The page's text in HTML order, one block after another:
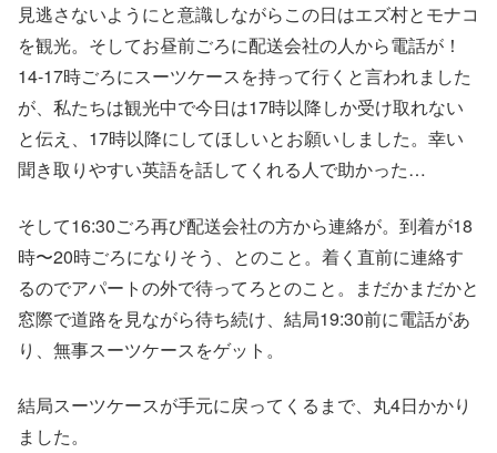
見逃さないようにと意識しながらこの日はエズ村とモナコ
を観光。そしてお昼前ごろに配送会社の人から電話が！
14-17時ごろにスーツケースを持って行くと言われました
が、私たちは観光中で今日は17時以降しか受け取れない
と伝え、17時以降にしてほしいとお願いしました。幸い
聞き取りやすい英語を話してくれる人で助かった…
そして16:30ごろ再び配送会社の方から連絡が。到着が18
時〜20時ごろになりそう、とのこと。着く直前に連絡す
るのでアパートの外で待ってろとのこと。まだかまだかと
窓際で道路を見ながら待ち続け、結局19:30前に電話があ
り、無事スーツケースをゲット。
結局スーツケースが手元に戻ってくるまで、丸4日かかり
ました。